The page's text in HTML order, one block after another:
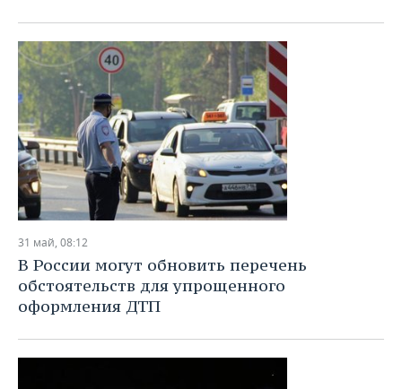
31 май, 08:12
В России могут обновить перечень
обстоятельств для упрощенного
оформления ДТП